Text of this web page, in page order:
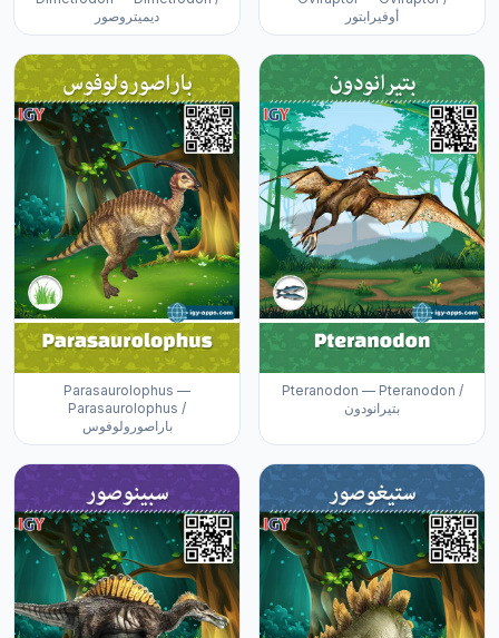
ديميتروصور
أوفيرابتور
Parasaurolophus —
Parasaurolophus /
باراصورولوفوس
Pteranodon — Pteranodon /
بتيرانودون